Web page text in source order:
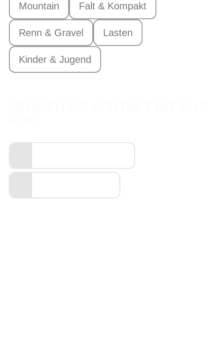
Mountain Falt & Kompakt
Renn & Gravel Lasten
Kinder & Jugend